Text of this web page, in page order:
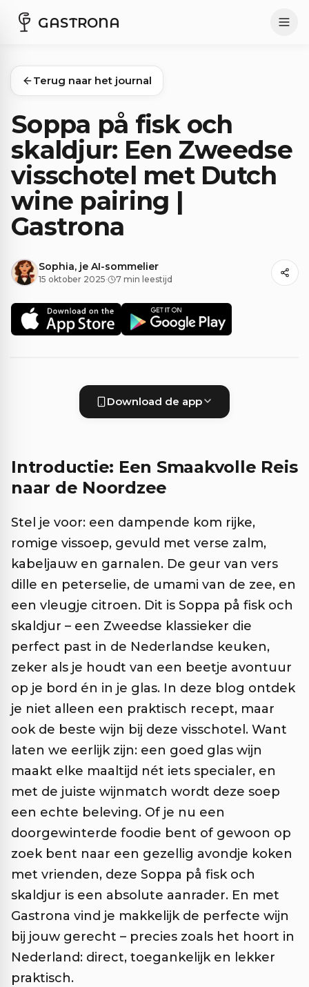
GASTRONA
Terug naar het journal
Soppa på fisk och
skaldjur: Een Zweedse
visschotel met Dutch
wine pairing |
Gastrona
Sophia, je AI-sommelier
15 oktober 2025· 7 min leestijd
Download de app
Introductie: Een Smaakvolle Reis
naar de Noordzee
Stel je voor: een dampende kom rijke,
romige vissoep, gevuld met verse zalm,
kabeljauw en garnalen. De geur van vers
dille en peterselie, de umami van de zee, en
een vleugje citroen. Dit is Soppa på fisk och
skaldjur – een Zweedse klassieker die
perfect past in de Nederlandse keuken,
zeker als je houdt van een beetje avontuur
op je bord én in je glas. In deze blog ontdek
je niet alleen een praktisch recept, maar
ook de beste wijn bij deze visschotel. Want
laten we eerlijk zijn: een goed glas wijn
maakt elke maaltijd nét iets specialer, en
met de juiste wijnmatch wordt deze soep
een echte beleving. Of je nu een
doorgewinterde foodie bent of gewoon op
zoek bent naar een gezellig avondje koken
met vrienden, deze Soppa på fisk och
skaldjur is een absolute aanrader. En met
Gastrona vind je makkelijk de perfecte wijn
bij jouw gerecht – precies zoals het hoort in
Nederland: direct, toegankelijk en lekker
praktisch.